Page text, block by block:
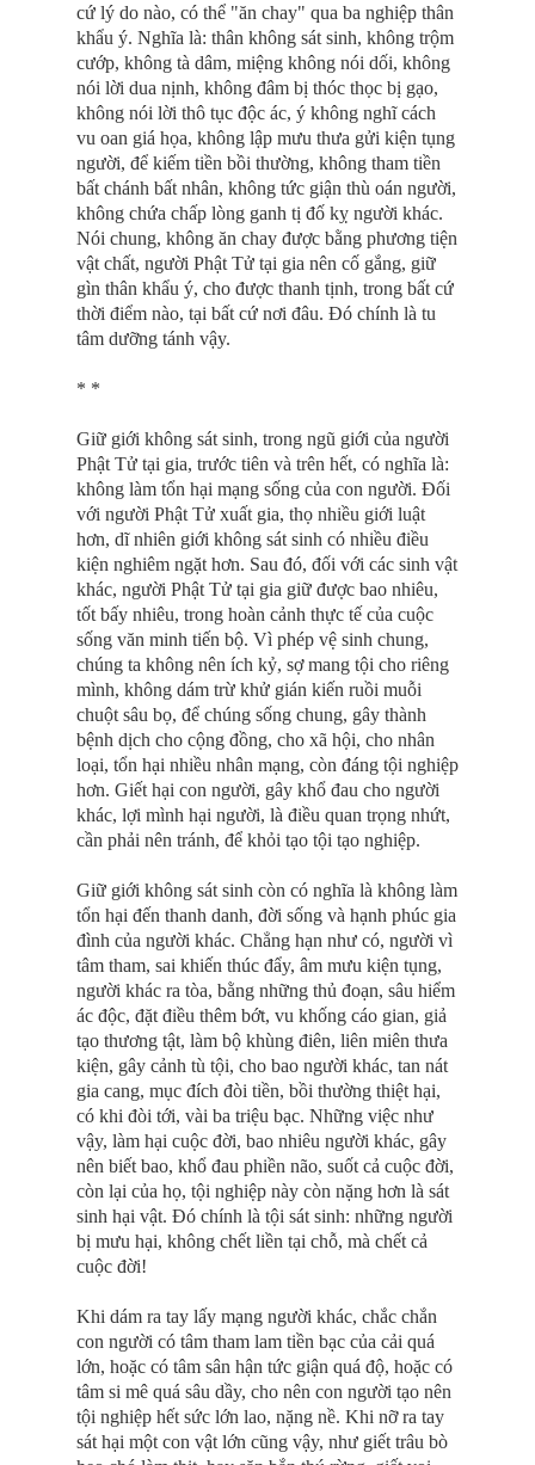
cứ lý do nào, có thể "ăn chay" qua ba nghiệp thân
khẩu ý. Nghĩa là: thân không sát sinh, không trộm
cướp, không tà dâm, miệng không nói dối, không
nói lời dua nịnh, không đâm bị thóc thọc bị gạo,
không nói lời thô tục độc ác, ý không nghĩ cách
vu oan giá họa, không lập mưu thưa gửi kiện tụng
người, để kiếm tiền bồi thường, không tham tiền
bất chánh bất nhân, không tức giận thù oán người,
không chứa chấp lòng ganh tị đố kỵ người khác.
Nói chung, không ăn chay được bằng phương tiện
vật chất, người Phật Tử tại gia nên cố gắng, giữ
gìn thân khẩu ý, cho được thanh tịnh, trong bất cứ
thời điểm nào, tại bất cứ nơi đâu. Ðó chính là tu
tâm dưỡng tánh vậy.
* *
Giữ giới không sát sinh, trong ngũ giới của người
Phật Tử tại gia, trước tiên và trên hết, có nghĩa là:
không làm tổn hại mạng sống của con người. Ðối
với người Phật Tử xuất gia, thọ nhiều giới luật
hơn, dĩ nhiên giới không sát sinh có nhiều điều
kiện nghiêm ngặt hơn. Sau đó, đối với các sinh vật
khác, người Phật Tử tại gia giữ được bao nhiêu,
tốt bấy nhiêu, trong hoàn cảnh thực tế của cuộc
sống văn minh tiến bộ. Vì phép vệ sinh chung,
chúng ta không nên ích kỷ, sợ mang tội cho riêng
mình, không dám trừ khử gián kiến ruồi muỗi
chuột sâu bọ, để chúng sống chung, gây thành
bệnh dịch cho cộng đồng, cho xã hội, cho nhân
loại, tổn hại nhiều nhân mạng, còn đáng tội nghiệp
hơn. Giết hại con người, gây khổ đau cho người
khác, lợi mình hại người, là điều quan trọng nhứt,
cần phải nên tránh, để khỏi tạo tội tạo nghiệp.
Giữ giới không sát sinh còn có nghĩa là không làm
tổn hại đến thanh danh, đời sống và hạnh phúc gia
đình của người khác. Chẳng hạn như có, người vì
tâm tham, sai khiến thúc đẩy, âm mưu kiện tụng,
người khác ra tòa, bằng những thủ đoạn, sâu hiểm
ác độc, đặt điều thêm bớt, vu khống cáo gian, giả
tạo thương tật, làm bộ khùng điên, liên miên thưa
kiện, gây cảnh tù tội, cho bao người khác, tan nát
gia cang, mục đích đòi tiền, bồi thường thiệt hại,
có khi đòi tới, vài ba triệu bạc. Những việc như
vậy, làm hại cuộc đời, bao nhiêu người khác, gây
nên biết bao, khổ đau phiền não, suốt cả cuộc đời,
còn lại của họ, tội nghiệp này còn nặng hơn là sát
sinh hại vật. Ðó chính là tội sát sinh: những người
bị mưu hại, không chết liền tại chỗ, mà chết cả
cuộc đời!
Khi dám ra tay lấy mạng người khác, chắc chắn
con người có tâm tham lam tiền bạc của cải quá
lớn, hoặc có tâm sân hận tức giận quá độ, hoặc có
tâm si mê quá sâu dầy, cho nên con người tạo nên
tội nghiệp hết sức lớn lao, nặng nề. Khi nỡ ra tay
sát hại một con vật lớn cũng vậy, như giết trâu bò